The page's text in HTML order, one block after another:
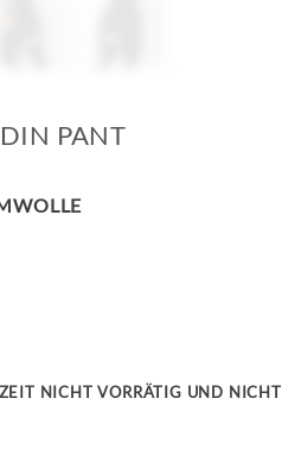
PANT
NICHT VORRÄTIG UND NICHT